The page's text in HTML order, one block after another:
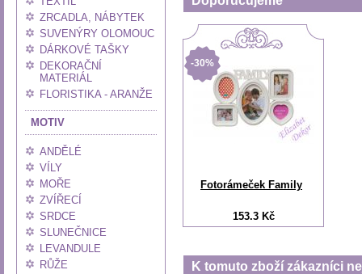
ZRCADLA, NÁBYTEK
SUVENÝRY OLOMOUC
DÁRKOVÉ TAŠKY
DEKORAČNÍ
MATERIÁL
FLORISTIKA - ARANŽE
MOTIV
ANDĚLÉ
VÍLY
MOŘE
ZVÍŘECÍ
SRDCE
SLUNEČNICE
LEVANDULE
RŮŽE
-30%
Fotorámeček Family
153.3 Kč
K tomuto zboží zákazníci